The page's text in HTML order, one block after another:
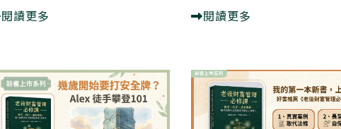
閱讀更多
閱讀更多